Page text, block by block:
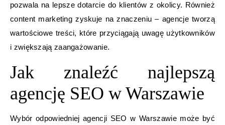
pozwala na lepsze dotarcie do klientów z okolicy. Również
content marketing zyskuje na znaczeniu – agencje tworzą
wartościowe treści, które przyciągają uwagę użytkowników
i zwiększają zaangażowanie.
Jak znaleźć najlepszą
agencję SEO w Warszawie
Wybór odpowiedniej agencji SEO w Warszawie może być